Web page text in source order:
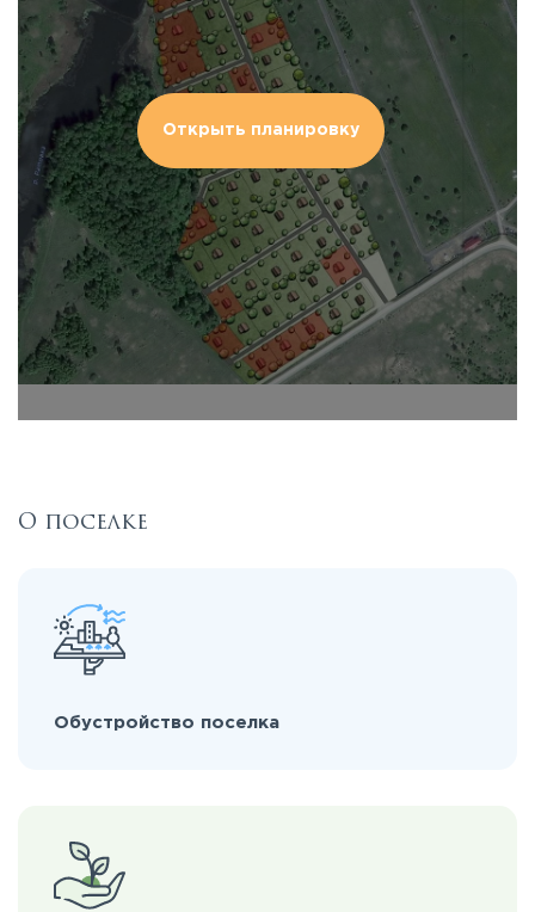
Открыть планировку
О поселке
Обустройство поселка